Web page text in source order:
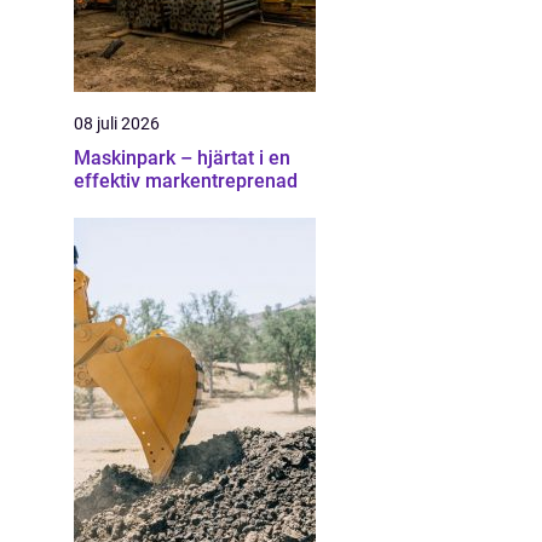
08 juli 2026
Maskinpark – hjärtat i en
effektiv markentreprenad